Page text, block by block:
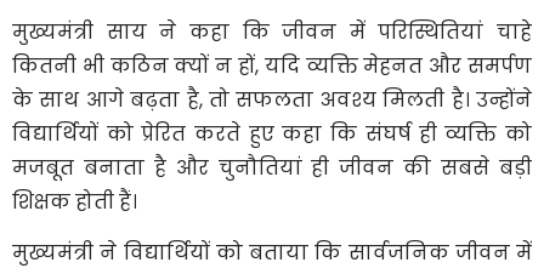
मुख्यमंत्री साय ने कहा कि जीवन में परिस्थितियां चाहे
कितनी भी कठिन क्यों न हों, यदि व्यक्ति मेहनत और समर्पण
के साथ आगे बढ़ता है, तो सफलता अवश्य मिलती है। उन्होंने
विद्यार्थियों को प्रेरित करते हुए कहा कि संघर्ष ही व्यक्ति को
मजबूत बनाता है और चुनौतियां ही जीवन की सबसे बड़ी
शिक्षक होती हैं।
मुख्यमंत्री ने विद्यार्थियों को बताया कि सार्वजनिक जीवन में